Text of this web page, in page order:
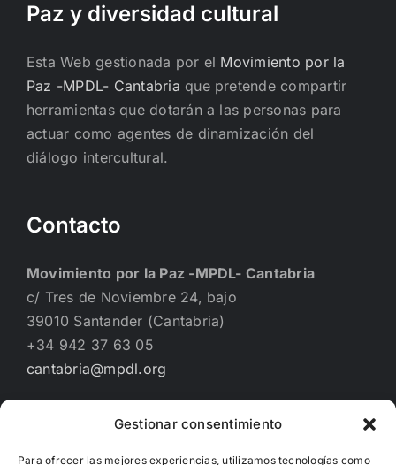
Gestionar consentimiento
Para ofrecer las mejores experiencias, utilizamos tecnologías como
Paz y diversidad cultural
Esta Web gestionada por el Movimiento por la
Paz -MPDL- Cantabria que pretende compartir
herramientas que dotarán a las personas para
actuar como agentes de dinamización del
diálogo intercultural.
Contacto
Movimiento por la Paz -MPDL- Cantabria
c/ Tres de Noviembre 24, bajo
39010 Santander (Cantabria)
+34 942 37 63 05
cantabria@mpdl.org
Financiado por